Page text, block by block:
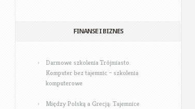
FINANSE I BIZNES
Darmowe szkolenia Trójmiasto.
Komputer bez tajemnic – szkolenia
komputerowe
Między Polską a Grecją: Tajemnice